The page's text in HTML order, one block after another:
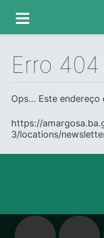
Erro 404
Ops... Este endereço
https://
3/locations/